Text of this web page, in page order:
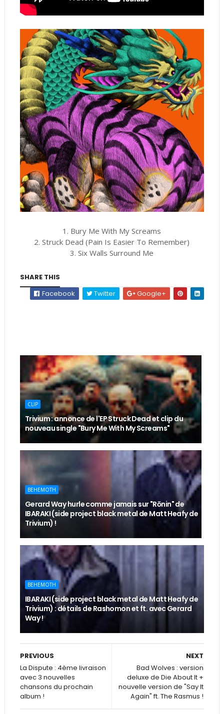
1. Bury Me With My Screams
2. Struck Dead (Pain Is Easier To Remember)
3. Six Walls Surround Me
SHARE THIS
Facebook
Twitter Google+
CLIP
Trivium : annonce de l'EP Struck Dead et clip du
nouveau single "Bury Me With My Screams"
BEHEMOTH
Gerard Way hurle comme jamais sur "Rōnin" de
IBARAKI (side project black metal de Matt Heafy de
Trivium) !
BEHEMOTH
IBARAKI (side project black metal de Matt Heafy de
Trivium) : détails de Rashomon et ft. avec Gerard
Way !
NEXT
Bad Wolves : version
deluxe de Die About It +
nouvelle version de "Say It
Again" ft. The Rasmus !
PREVIOUS
La Dispute : 4ème livraison
avec 3 nouvelles
chansons du prochain
album !